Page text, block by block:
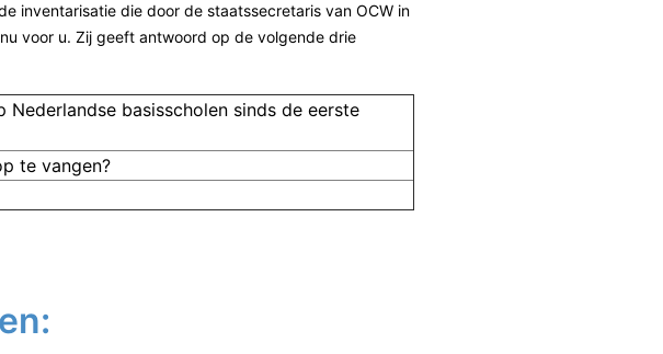
inventarisatie die door de staatssecretaris van OCW in
voor u. Zij geeft antwoord op de volgende drie
basisscholen sinds de eerste
te vangen?